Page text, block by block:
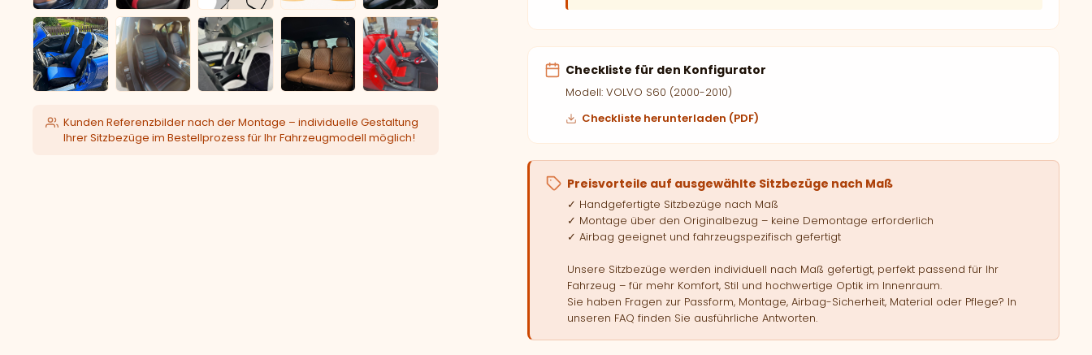
Kunden Referenzbilder nach der Montage – individuelle Gestaltung
Ihrer Sitzbezüge im Bestellprozess für Ihr Fahrzeugmodell möglich!
Checkliste für den Konfigurator
Modell: VOLVO S60 (2000-2010)
Checkliste herunterladen (PDF)
Preisvorteile auf ausgewählte Sitzbezüge nach Maß
✓ Handgefertigte Sitzbezüge nach Maß
✓ Montage über den Originalbezug – keine Demontage erforderlich
✓ Airbag geeignet und fahrzeugspezifisch gefertigt
Unsere Sitzbezüge werden individuell nach Maß gefertigt, perfekt passend für Ihr
Fahrzeug – für mehr Komfort, Stil und hochwertige Optik im Innenraum.
Sie haben Fragen zur Passform, Montage, Airbag-Sicherheit, Material oder Pflege? In
unseren FAQ finden Sie ausführliche Antworten.